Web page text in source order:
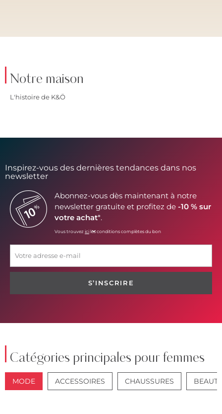
Notre maison
L'histoire de K&Ö
Inspirez-vous des dernières tendances dans nos
newsletter
Abonnez-vous dès maintenant à notre
newsletter gratuite et profitez de -10 % sur
votre achat*.
Vous trouvez iciles conditions complètes du bon
S’INSCRIRE
Catégories principales pour femmes
MODE ACCESSOIRES CHAUSSURES BEAUTÉ